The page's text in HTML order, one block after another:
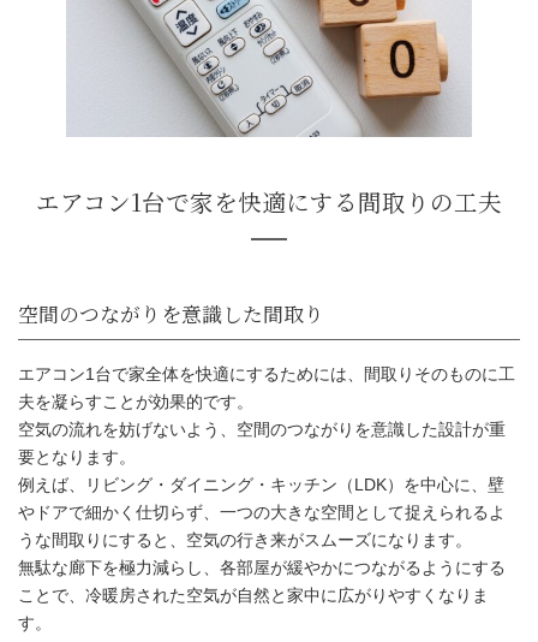
エアコン1台で家全体を快適にするためには、間取りそのものに工
夫を凝らすことが効果的です。
空気の流れを妨げないよう、空間のつながりを意識した設計が重
要となります。
例えば、リビング・ダイニング・キッチン（LDK）を中心に、壁
やドアで細かく仕切らず、一つの大きな空間として捉えられるよ
うな間取りにすると、空気の行き来がスムーズになります。
無駄な廊下を極力減らし、各部屋が緩やかにつながるようにする
ことで、冷暖房された空気が自然と家中に広がりやすくなりま
す。